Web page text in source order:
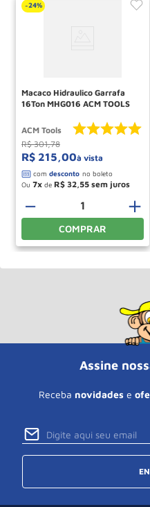
-24%
Macaco Hidraulico Garrafa
16Ton MHG016 ACM TOOLS
ACM Tools
R$ 301,78
R$ 215,00à vista
Ou 7 de R$ 32,55
＋
－
COMPRAR
Assine
Receba novidades e